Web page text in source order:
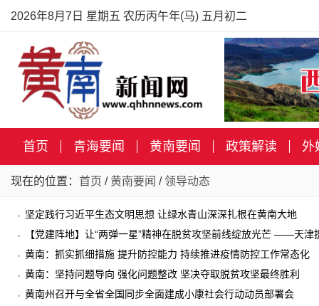
2026年8月7日 星期五 农历丙午年(马) 五月初二
首页 青海要闻 黄南要闻 政策解读 外
现在的位置： 首页 / 黄南要闻 /领导动态
坚定践行习近平生态文明思想 让绿水青山深深扎根在黄南大地
【党建阵地】让“两弹一星”精神在脱贫攻坚前线绽放光芒 ——天
黄南：抓实抓细措施 提升防控能力 持续推进疫情防控工作常态化
黄南：坚持问题导向 强化问题整改 坚决夺取脱贫攻坚最终胜利
黄南州召开与全省全国同步全面建成小康社会行动动员部署会